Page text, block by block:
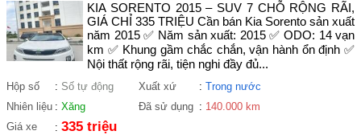
KIA SORENTO 2015 – SUV 7 CHỖ RỘNG RÃI,
GIÁ CHỈ 335 TRIỆU Cần bán Kia Sorento sản xuất
năm 2015 ✅ Năm sản xuất: 2015 ✅ ODO: 14 vạn
km ✅ Khung gầm chắc chắn, vận hành ổn định ✅
Nội thất rộng rãi, tiện nghi đầy đủ...
Hộp số : Số tự động Xuất xứ : Trong nước
Nhiên liệu : Xăng Đã sử dụng : 140.000 km
Giá xe
: 335 triệu